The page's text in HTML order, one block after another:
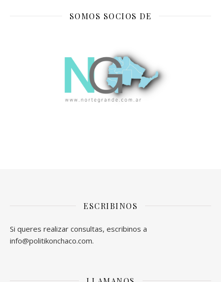
SOMOS SOCIOS DE
ESCRIBINOS
Si queres realizar consultas, escribinos a
info@politikonchaco.com.